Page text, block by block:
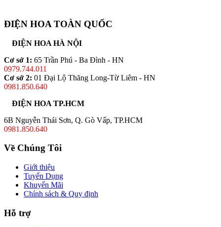
ĐIỆN HOA TOÀN QUỐC
ĐIỆN HOA HÀ NỘI
Cơ sở 1: 65 Trần Phú - Ba Đình - HN
0979.744.011
Cơ sở 2: 01 Đại Lộ Thăng Long-Từ Liêm - HN
0981.850.640
ĐIỆN HOA TP.HCM
6B Nguyễn Thái Sơn, Q. Gò Vấp, TP.HCM
0981.850.640
Về Chúng Tôi
Giới thiệu
Tuyển Dụng
Khuyến Mãi
Chính sách & Quy định
Hỗ trợ